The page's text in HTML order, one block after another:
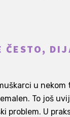
ČESTO,
u
To još
problem. U